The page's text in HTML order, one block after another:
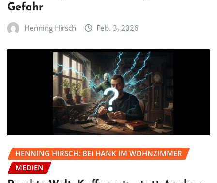
Gefahr
Henning Hirsch Feb. 3, 2026
HENNING HIRSCH: BEI HANK IM WOHNZIMMER
MEDIEN